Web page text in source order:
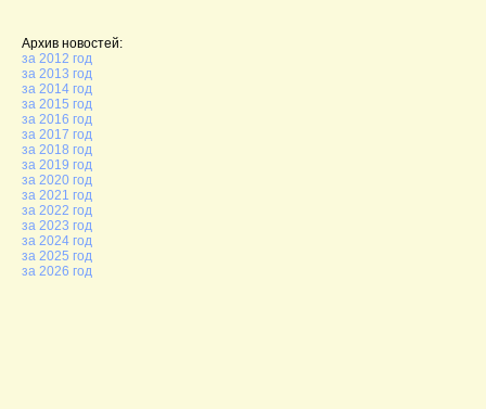
Архив новостей:
за 2012 год
за 2013 год
за 2014 год
за 2015 год
за 2016 год
за 2017 год
за 2018 год
за 2019 год
за 2020 год
за 2021 год
за 2022 год
за 2023 год
за 2024 год
за 2025 год
за 2026 год